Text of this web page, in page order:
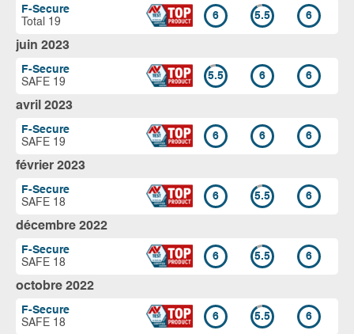
F-Secure
Total 19
6 5.5 6
juin 2023
F-Secure
SAFE 19
5.5 6 6
avril 2023
F-Secure
SAFE 19
6 6 6
février 2023
F-Secure
SAFE 18
6 5.5 6
décembre 2022
F-Secure
SAFE 18
6 5.5 6
octobre 2022
F-Secure
SAFE 18
6 5.5 6